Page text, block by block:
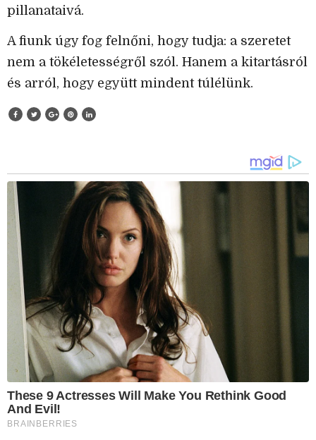
pillanataivá.
A fiunk úgy fog felnőni, hogy tudja: a szeretet
nem a tökéletességről szól. Hanem a kitartásról
és arról, hogy együtt mindent túlélünk.
These 9 Actresses Will Make You Rethink Good
And Evil!
BRAINBERRIES